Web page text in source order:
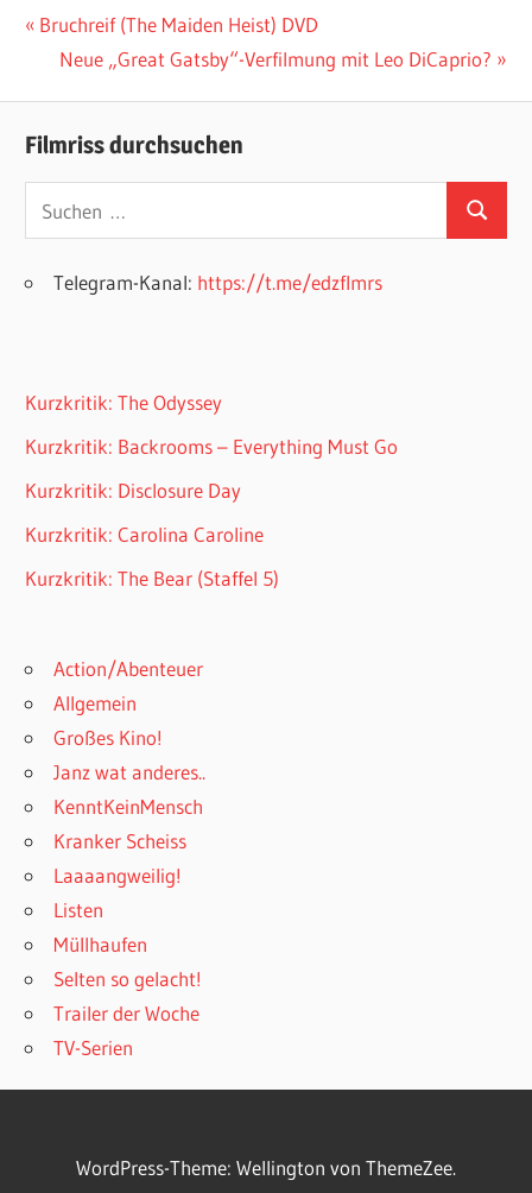
Beitragsnavigation
Vorheriger
Beitrag:
Bruchreif (The Maiden Heist) DVD
Nächster
Neue „Great Gatsby“-Verfilmung mit Leo DiCaprio?
Filmriss durchsuchen
nach:
Suchen
Telegram-Kanal: https://t.me/edzflmrs
Kurzkritik: The Odyssey
Kurzkritik: Backrooms – Everything Must Go
Kurzkritik: Disclosure Day
Kurzkritik: Carolina Caroline
Kurzkritik: The Bear (Staffel 5)
Action/Abenteuer
Allgemein
Großes Kino!
Janz wat anderes..
KenntKeinMensch
Kranker Scheiss
Laaaangweilig!
Listen
Müllhaufen
Selten so gelacht!
Trailer der Woche
TV-Serien
WordPress-Theme: Wellington von ThemeZee.